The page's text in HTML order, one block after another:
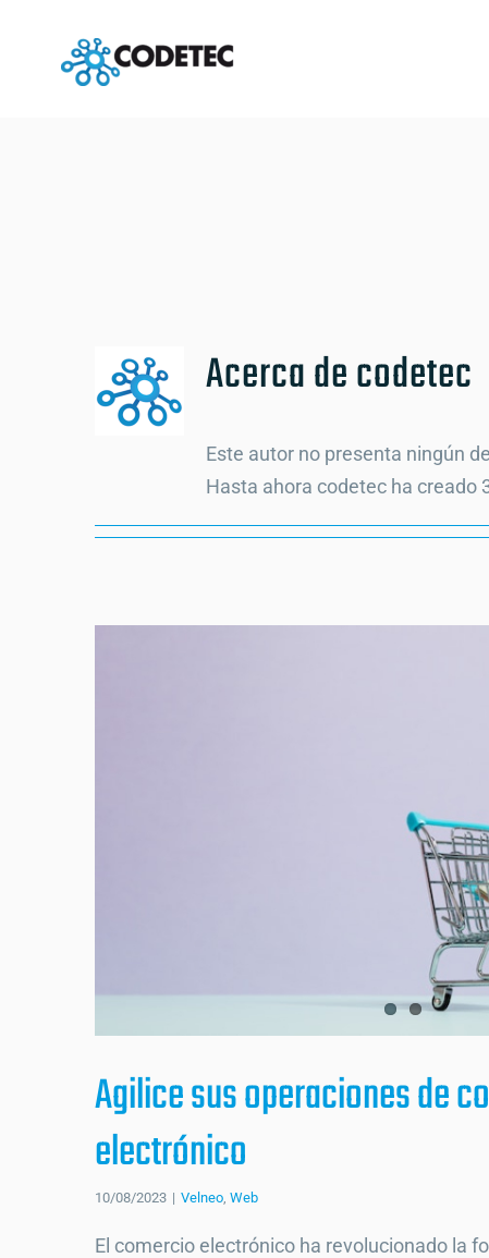
contenido
Acerca decodetec
Este autor no presenta ningún
Hasta ahora codetec ha creado
Agilice sus operaciones de
electrónico
10/08/2023 | Velneo Web
El comercio electrónico ha revolucionado la